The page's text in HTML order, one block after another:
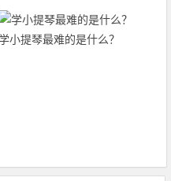
小提琴最难的是什么？